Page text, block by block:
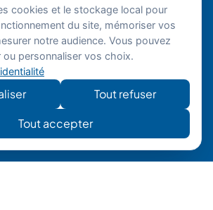
la paie
cookies et le stockage local pour
du site, mémoriser vos
notre audience. Vous pouvez
ou personnaliser vos choix.
Tout refuser
Tout accepter